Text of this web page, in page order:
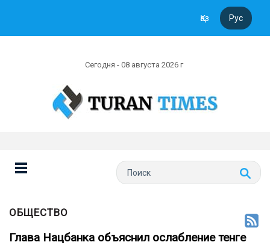
Қаз Рус
Сегодня - 08 августа 2026 г
ОБЩЕСТВО
Глава Нацбанка объяснил ослабление тенге